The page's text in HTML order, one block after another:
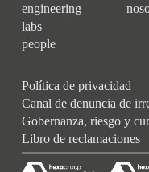
engineering
labs
people
Política de privacidad
Canal de denuncia de
Gobernanza, riesgo y
Libro de reclamaciones